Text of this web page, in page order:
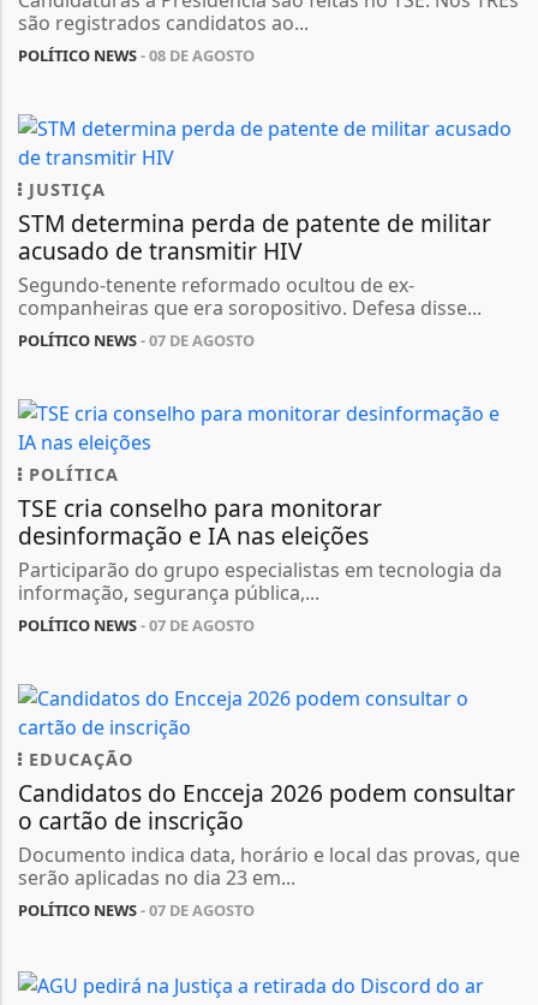
são registrados candidatos ao...
POLÍTICO NEWS- 08 DE AGOSTO
JUSTIÇA
STM determina perda de patente de militar
acusado de transmitir HIV
Segundo-tenente reformado ocultou de ex-
companheiras que era soropositivo. Defesa disse...
POLÍTICO NEWS- 07 DE AGOSTO
POLÍTICA
TSE cria conselho para monitorar
desinformação e IA nas eleições
Participarão do grupo especialistas em tecnologia da
informação, segurança pública,...
POLÍTICO NEWS- 07 DE AGOSTO
EDUCAÇÃO
Candidatos do Encceja 2026 podem consultar
o cartão de inscrição
Documento indica data, horário e local das provas, que
serão aplicadas no dia 23 em...
POLÍTICO NEWS- 07 DE AGOSTO